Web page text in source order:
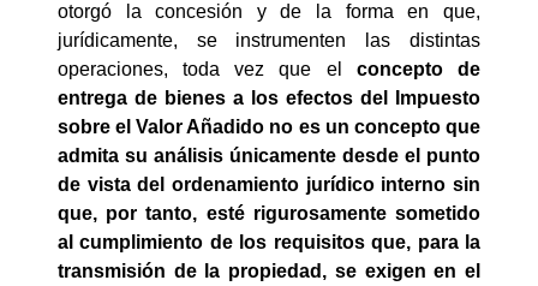
otorgó la concesión y de la forma en que,
jurídicamente, se instrumenten las distintas
operaciones, toda vez que el concepto de
entrega de bienes a los efectos del Impuesto
sobre el Valor Añadido no es un concepto que
admita su análisis únicamente desde el punto
de vista del ordenamiento jurídico interno sin
que, por tanto, esté rigurosamente sometido
al cumplimiento de los requisitos que, para la
transmisión de la propiedad, se exigen en el